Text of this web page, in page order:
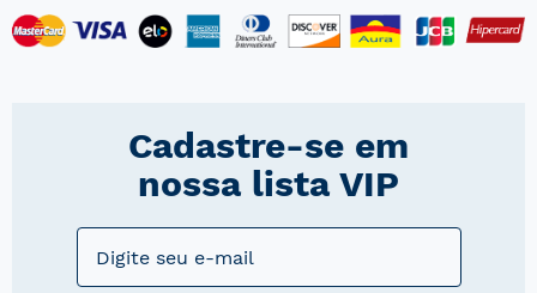
Cadastre-se em
nossa lista VIP